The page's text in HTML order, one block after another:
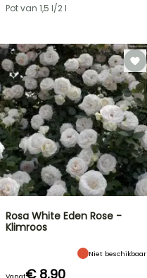
Pot van 1,5 l/2 l
Rosa White Eden Rose -
Klimroos
Niet beschikbaar
€ 8,90